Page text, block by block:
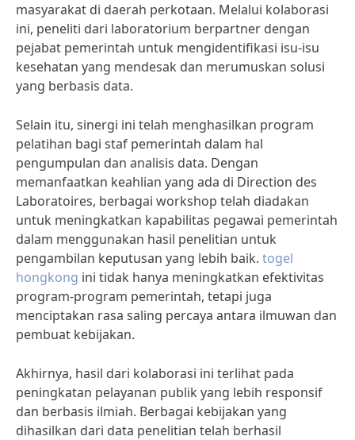
masyarakat di daerah perkotaan. Melalui kolaborasi
ini, peneliti dari laboratorium berpartner dengan
pejabat pemerintah untuk mengidentifikasi isu-isu
kesehatan yang mendesak dan merumuskan solusi
yang berbasis data.
Selain itu, sinergi ini telah menghasilkan program
pelatihan bagi staf pemerintah dalam hal
pengumpulan dan analisis data. Dengan
memanfaatkan keahlian yang ada di Direction des
Laboratoires, berbagai workshop telah diadakan
untuk meningkatkan kapabilitas pegawai pemerintah
dalam menggunakan hasil penelitian untuk
pengambilan keputusan yang lebih baik. togel
hongkong ini tidak hanya meningkatkan efektivitas
program-program pemerintah, tetapi juga
menciptakan rasa saling percaya antara ilmuwan dan
pembuat kebijakan.
Akhirnya, hasil dari kolaborasi ini terlihat pada
peningkatan pelayanan publik yang lebih responsif
dan berbasis ilmiah. Berbagai kebijakan yang
dihasilkan dari data penelitian telah berhasil